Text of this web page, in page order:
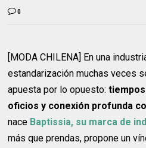
0
[MODA CHILENA] En una
estandarización muchas veces
apuesta por lo opuesto:
oficios y conexión profunda
nace Baptissia, su marca de
más que prendas, propone un